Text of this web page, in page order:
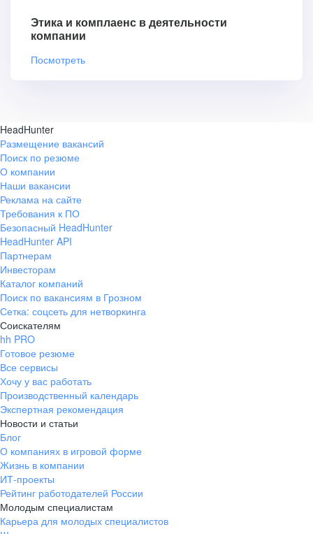
Этика и комплаенс в деятельности
компании
Посмотреть
HeadHunter
Размещение вакансий
Поиск по резюме
О компании
Наши вакансии
Реклама на сайте
Требования к ПО
Безопасный HeadHunter
HeadHunter API
Партнерам
Инвесторам
Каталог компаний
Поиск по вакансиям в Грозном
Сетка: соцсеть для нетворкинга
Соискателям
hh PRO
Готовое резюме
Все сервисы
Хочу у вас работать
Производственный календарь
Экспертная рекомендация
Новости и статьи
Блог
О компаниях в игровой форме
Жизнь в компании
ИТ-проекты
Рейтинг работодателей России
Молодым специалистам
Карьера для молодых специалистов